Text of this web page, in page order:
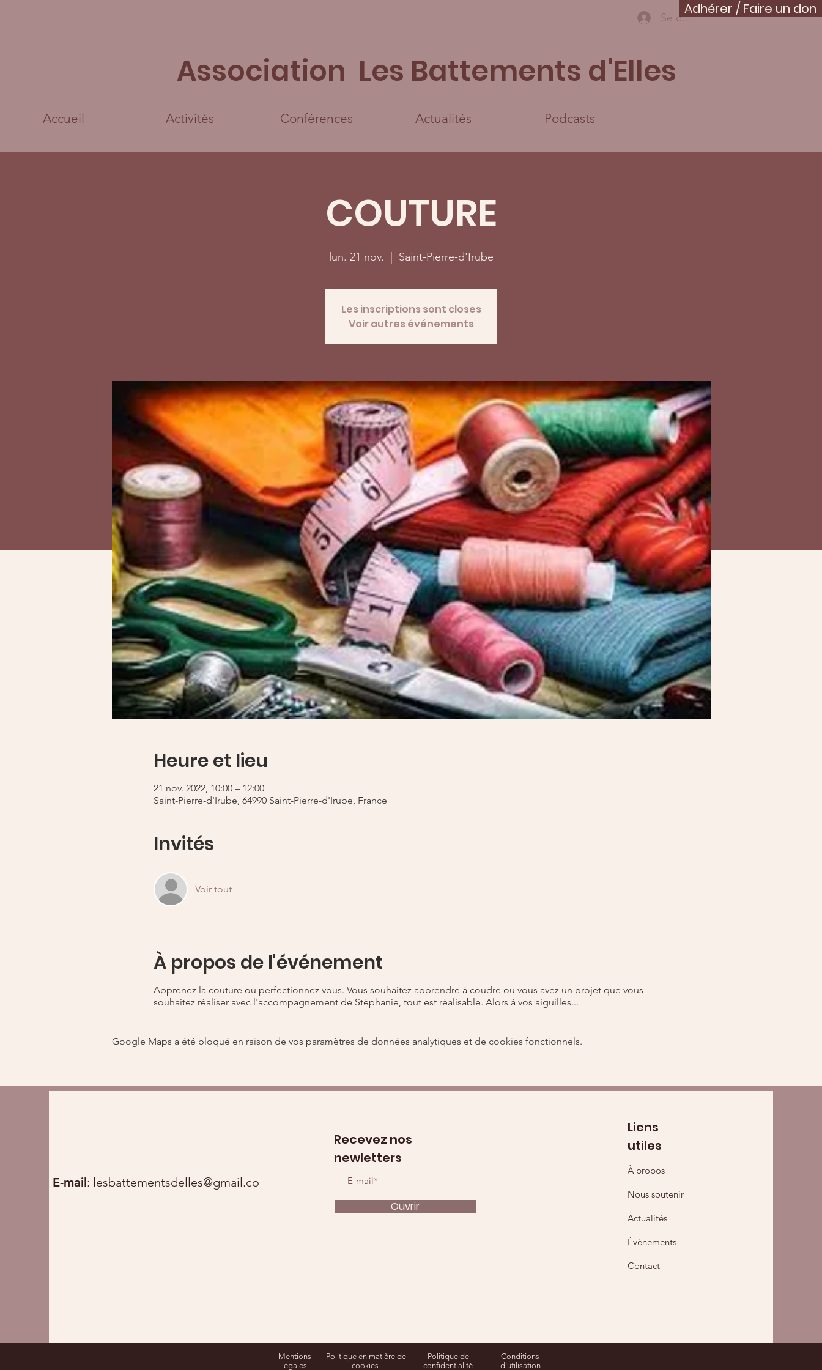
Adhérer / Faire un don
Se connecter
Association Les Battements d'Elles
Accueil Activités Conférences Actualités Podcasts
COUTURE
lun. 21 nov. Saint-Pierre-d'Irube
Les inscriptions sont closes
Voir autres événements
Heure et lieu
21 nov. 2022, 10:00 – 12:00
Saint-Pierre-d'Irube, 64990 Saint-Pierre-d'Irube, France
Invités
Voir tout
À propos de l'événement
Apprenez la couture ou perfectionnez vous. Vous souhaitez apprendre à coudre ou vous avez un projet que vous
souhaitez réaliser avec l'accompagnement de Stéphanie, tout est réalisable. Alors à vos aiguilles...
Google Maps a été bloqué en raison de vos paramètres de données analytiques et de cookies fonctionnels.
E-mail: lesbattementsdelles@gmail.com
Liens
utiles
À propos
Nous soutenir
Actualités
Événements
Contact
Recevez nos
newletters
Ouvrir
Mentions
légales
Politique en matière de
cookies
Politique de
confidentialité
Conditions
d'utilisation